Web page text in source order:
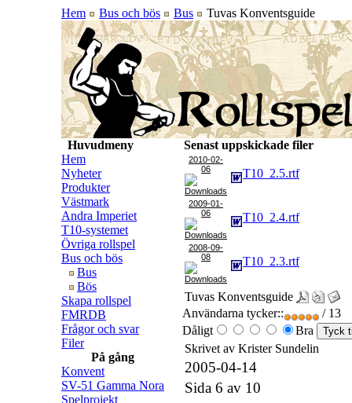
Hem Bus och bös Bus Tuvas Konventsguide
Huvudmeny
Hem
Nyheter
Produkter
Västmark
Andra Imperiet
T10-systemet
Övriga rollspel
Bus och bös
Bus
Bös
Skapa rollspel
FMRDB
Frågor och svar
Filer
På gång
Konvent
SV-51 Gamma Nora
Spelprojekt
Senast uppskickade filer
2010-02-
06
T10_2.5.rtf
2009-01-
06
T10_2.4.rtf
2008-09-
08
T10_2.3.rtf
Tuvas Konventsguide
Användarna tycker::
/ 13
Dåligt
Bra
Skrivet av Krister Sundelin
2005-04-14
Sida 6 av 10